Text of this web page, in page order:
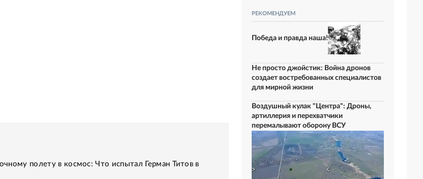
полету в космос: Что испытал Герман Титов в
РЕКОМЕНДУЕМ
Победа и правда наша!
Не просто джойстик: Война дронов
создает востребованных специалистов
для мирной жизни
Воздушный кулак "Центра": Дроны,
артиллерия и перехватчики
перемалывают оборону ВСУ